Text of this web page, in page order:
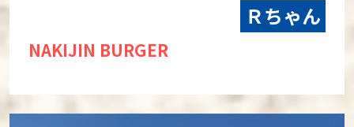
Ｒちゃん
NAKIJIN BURGER